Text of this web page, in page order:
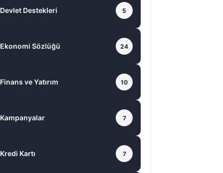
Devlet Destekleri 5
Ekonomi Sözlüğü 24
Finans ve Yatırım 10
Kampanyalar 7
Kredi Kartı 7